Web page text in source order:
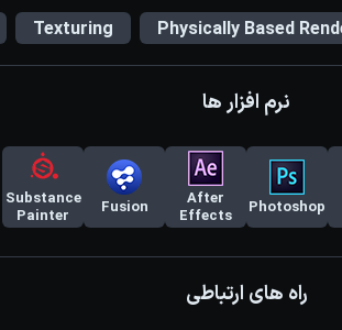
Physically Based
Texturing
نرم افزار ها
Photoshop
After
Effects
Fusion
Substance
Painter
راه های ارتباطی